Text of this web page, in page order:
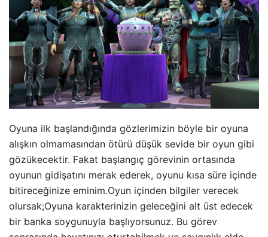
Oyuna ilk başlandığında gözlerimizin böyle bir oyuna
alışkın olmamasından ötürü düşük sevide bir oyun gibi
gözükecektir. Fakat başlangıç görevinin ortasında
oyunun gidişatını merak ederek, oyunu kısa süre içinde
bitireceğinize eminim.Oyun içinden bilgiler verecek
olursak;Oyuna karakterinizin geleceğini alt üst edecek
bir banka soygunuyla başlıyorsunuz. Bu görev